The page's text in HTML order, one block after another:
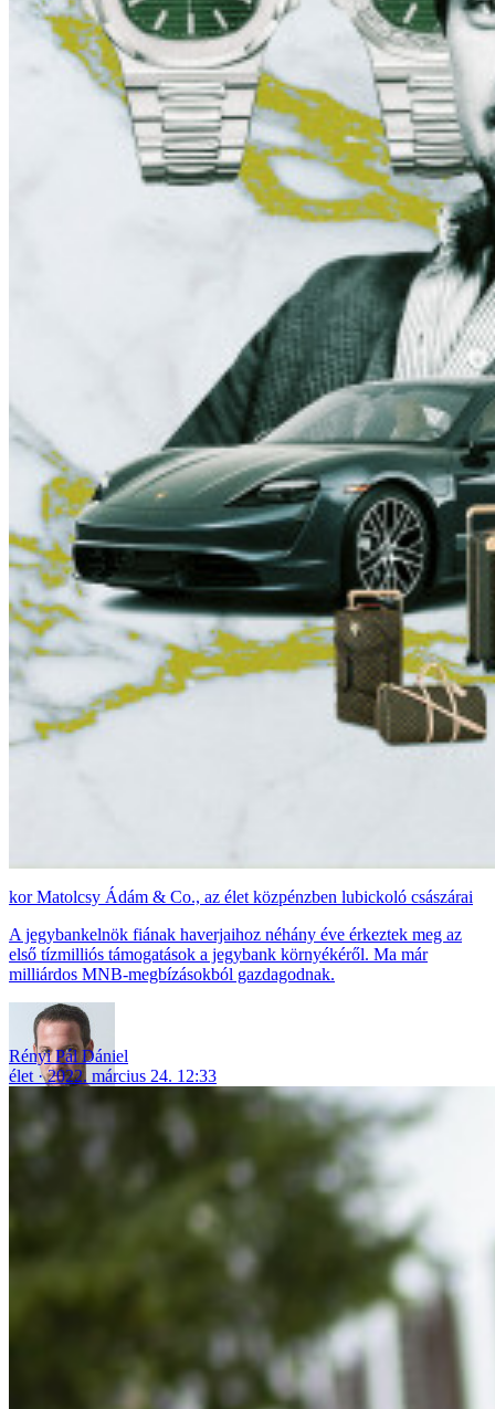
Matolcsy Ádám & Co., az élet közpénzben lubickoló császárai
A jegybankelnök fiának haverjaihoz néhány éve érkeztek meg az
első tízmilliós támogatások a jegybank környékéről. Ma már
milliárdos MNB-megbízásokból gazdagodnak.
Rényi Pál Dániel
élet
2022. március 24. 12:33